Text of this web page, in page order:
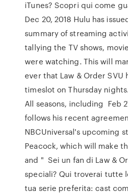
iTunes? Scopri qui come
Dec 20, 2018 Hulu has
summary of streaming
tallying the TV shows,
were watching. This will
ever that Law & Order SVU
timeslot on Thursday
All seasons, including Feb
follows his recent
NBCUniversal's upcoming
Peacock, which will make
and " Sei un fan di Law &
speciali? Qui troverai tutte
tua serie preferita: cast